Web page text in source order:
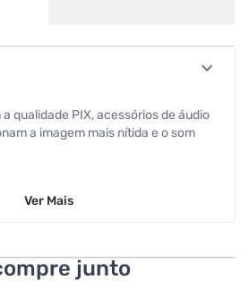
qualidade PIX, acessórios de áudio
a imagem mais nítida e o som
resolução máxima
Ver Mais
junto